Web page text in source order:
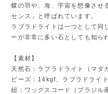
蝶の羽や、海、宇宙を想像させ
センス」と呼ばれています。
ラブラドライトは一つとして同
ーが非常に多い石としても知ら
【素材】
天然石：ラブラドライト（マダ
ビーズ：14kgf、ラブラドライ
紐：ワックスコード（ブラジル